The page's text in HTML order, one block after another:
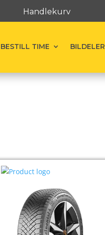
Handlekurv
BESTILL TIME BILDELER